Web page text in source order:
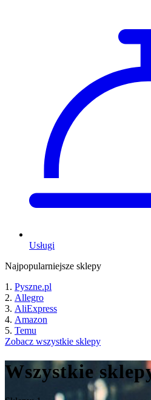
Usługi
Najpopularniejsze sklepy
Pyszne.pl
Allegro
AliExpress
Amazon
Temu
Zobacz wszystkie sklepy
Wszystkie